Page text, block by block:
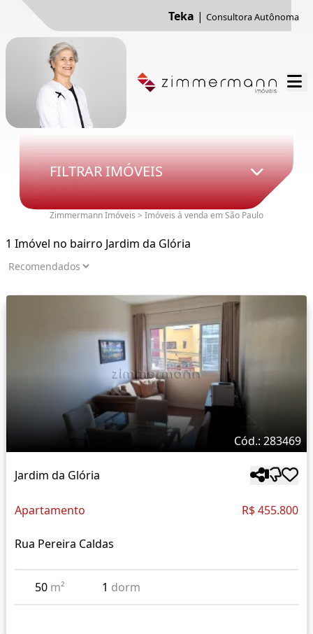
Teka | Consultora Autônoma
FILTRAR IMÓVEIS
Zimmermann Imóveis > Imóveis à venda em São Paulo
1 Imóvel no bairro Jardim da Glória
Cód.: 283469
Jardim da Glória
Apartamento R$ 455.800
Rua Pereira Caldas
50 m² 1 dorm